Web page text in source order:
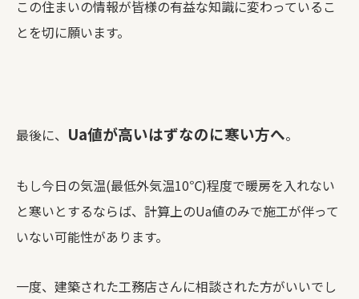
この住まいの情報が皆様の有益な知識に変わっているこ
とを切に願います。
最後に、 Ua値が高いはずなのに寒い方へ。
もし今日の気温(最低外気温10℃)程度で暖房を入れない
と寒いとするならば、計算上のUa値のみで施工が伴って
いない可能性があります。
一度、建築された工務店さんに相談された方がいいでし